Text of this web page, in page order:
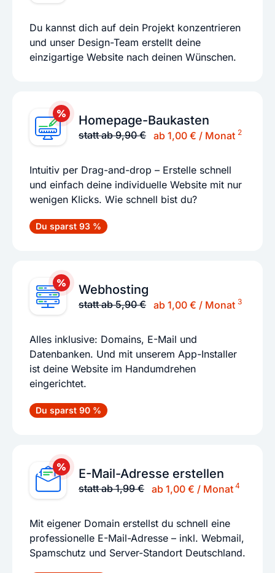
Du kannst dich auf dein Projekt konzentrieren
und unser Design-Team erstellt deine
einzigartige Website nach deinen Wünschen.
Homepage-Baukasten
statt ab 9,90 € ab 1,00 € / Monat 2
Intuitiv per Drag-and-drop – Erstelle schnell
und einfach deine individuelle Website mit nur
wenigen Klicks. Wie schnell bist du?
Du sparst 93 %
Webhosting
statt ab 5,90 € ab 1,00 € / Monat 3
Alles inklusive: Domains, E-Mail und
Datenbanken. Und mit unserem App-Installer
ist deine Website im Handumdrehen
eingerichtet.
Du sparst 90 %
E-Mail-Adresse erstellen
statt ab 1,99 € ab 1,00 € / Monat4
Mit eigener Domain erstellst du schnell eine
professionelle E-Mail-Adresse – inkl. Webmail,
Spamschutz und Server-Standort Deutschland.